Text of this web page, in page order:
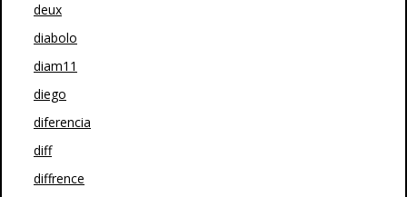
deux
diabolo
diam11
diego
diferencia
diff
diffrence